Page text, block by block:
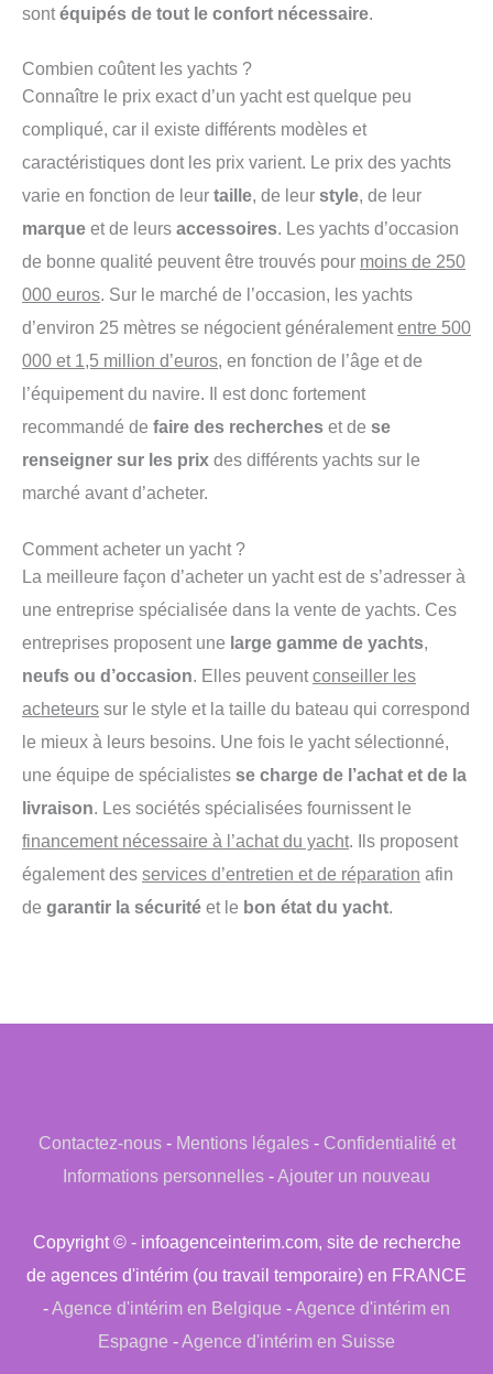
sontéquipés de tout le confort nécessaire.
Combien coûtent les yachts ?
Connaître le prix exact d’un yacht est quelque peu
compliqué, car il existe différents modèles et
caractéristiques dont les prix varient. Le prix des yachts
varie en fonction de leur taille, de leur style, de leur
marque et de leurs accessoires. Les yachts d’occasion
de bonne qualité peuvent être trouvés pour moins de 250
000 euros. Sur le marché de l’occasion, les yachts
d’environ 25 mètres se négocient généralemententre 500
000 et 1,5 million d’euros, en fonction de l’âge et de
l’équipement du navire. Il est donc fortement
recommandé de faire des recherches et de se
renseigner sur les prix des différents yachts sur le
marché avant d’acheter.
Comment acheter un yacht ?
La meilleure façon d’acheter un yacht est de s’adresser à
une entreprise spécialisée dans la vente de yachts. Ces
entreprises proposent une large gamme de yachts,
neufs ou d’occasion. Elles peuventconseiller les
acheteurs sur le style et la taille du bateau qui correspond
le mieux à leurs besoins. Une fois le yacht sélectionné,
une équipe de spécialistes se charge de l’achat et de la
livraison. Les sociétés spécialisées fournissent le
financement nécessaire à l’achat du yacht. Ils proposent
également des services d’entretien et de réparation afin
de garantir la sécurité et le bon état du yacht.
Contactez-nous- Mentions légales- Confidentialité et
Informations personnelles -Ajouter un nouveau
Copyright © - infoagenceinterim.com, site de recherche
de agences d'intérim (ou travail temporaire) en FRANCE
-Agence d'intérim en Belgique -Agence d'intérim en
Espagne -Agence d'intérim en Suisse